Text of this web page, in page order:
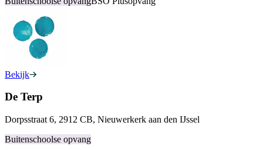
Bekijk
De Terp
Dorpsstraat 6, 2912 CB, Nieuwerkerk aan den IJssel
Buitenschoolse opvang